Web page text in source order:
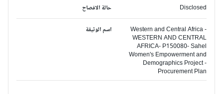
حالة الافصاح Disclosed
اسم الوثيقة
Western and Central Africa -
WESTERN AND CENTRAL
AFRICA- P150080- Sahel
Women's Empowerment and
Demographics Project -
Procurement Plan